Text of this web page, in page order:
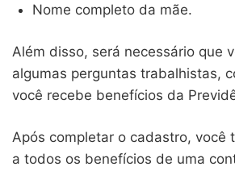
Nome completo da mãe.
Além disso, será necessário que
algumas perguntas trabalhistas,
você recebe benefícios da
Após completar o cadastro, você
a todos os benefícios de uma